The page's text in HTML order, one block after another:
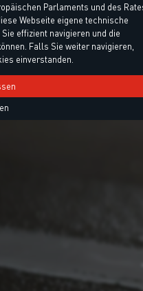
Parlaments und des
Webseite eigene technische
effizient navigieren und die
Falls Sie weiter navigieren,
einverstanden.